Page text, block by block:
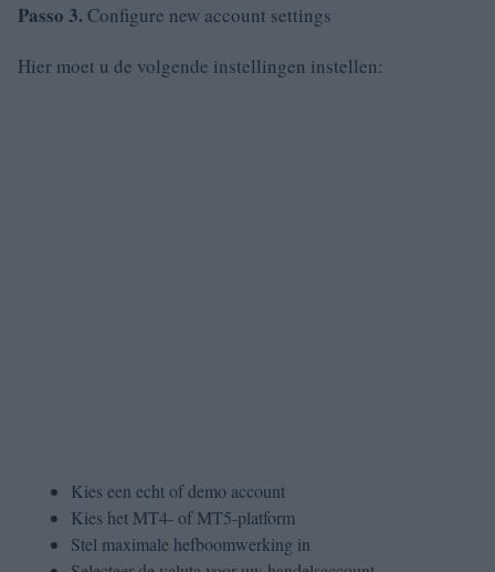
Passo 3.Configure new account settings
Hier moet u de volgende instellingen instellen:
Kies een echt of demo account
Kies het MT4- of MT5-platform
Stel maximale hefboomwerking in